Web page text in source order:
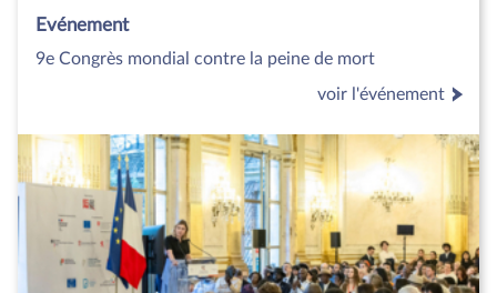
Evénement
9e Congrès mondial contre la peine de mort
voir l'événement